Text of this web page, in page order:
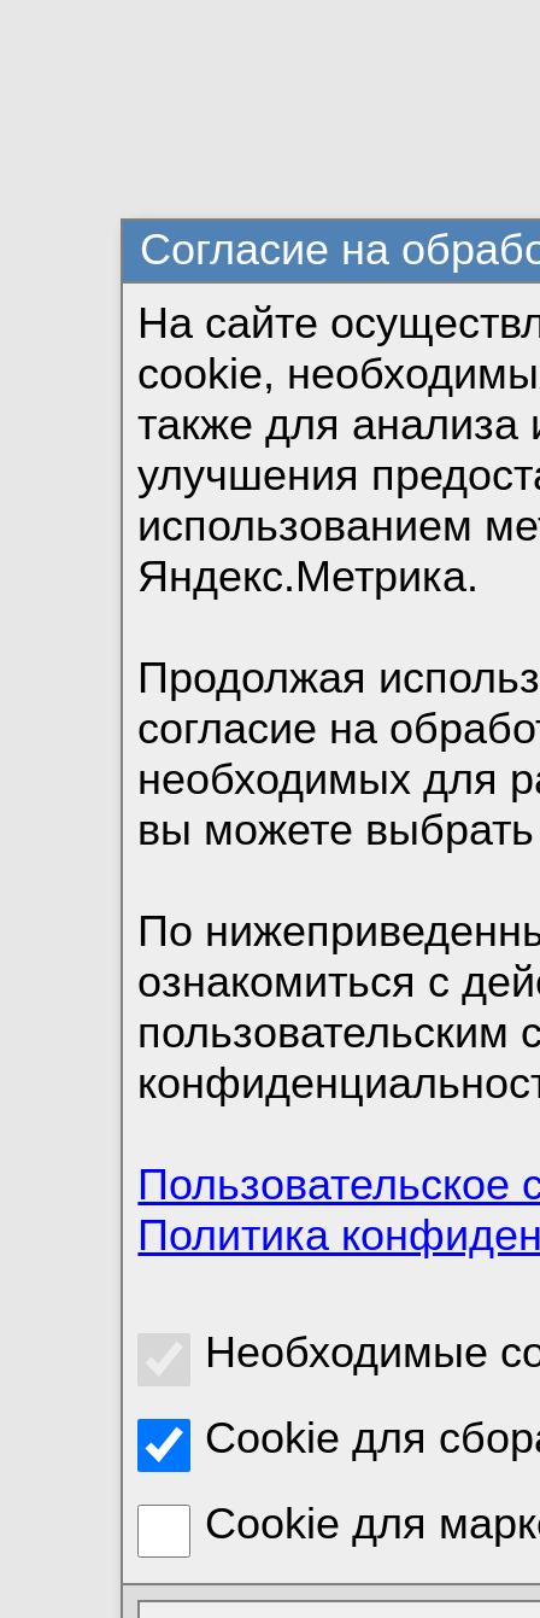
Согласие на
На сайте
cookie,
также для анализа
улучшения
использованием
Яндекс.Метрика.
Продолжая
согласие на
необходимых для
вы можете
По
ознакомиться с
пользовательским
Пользовательское
Политика
Необходимые
Cookie для
Cookie для